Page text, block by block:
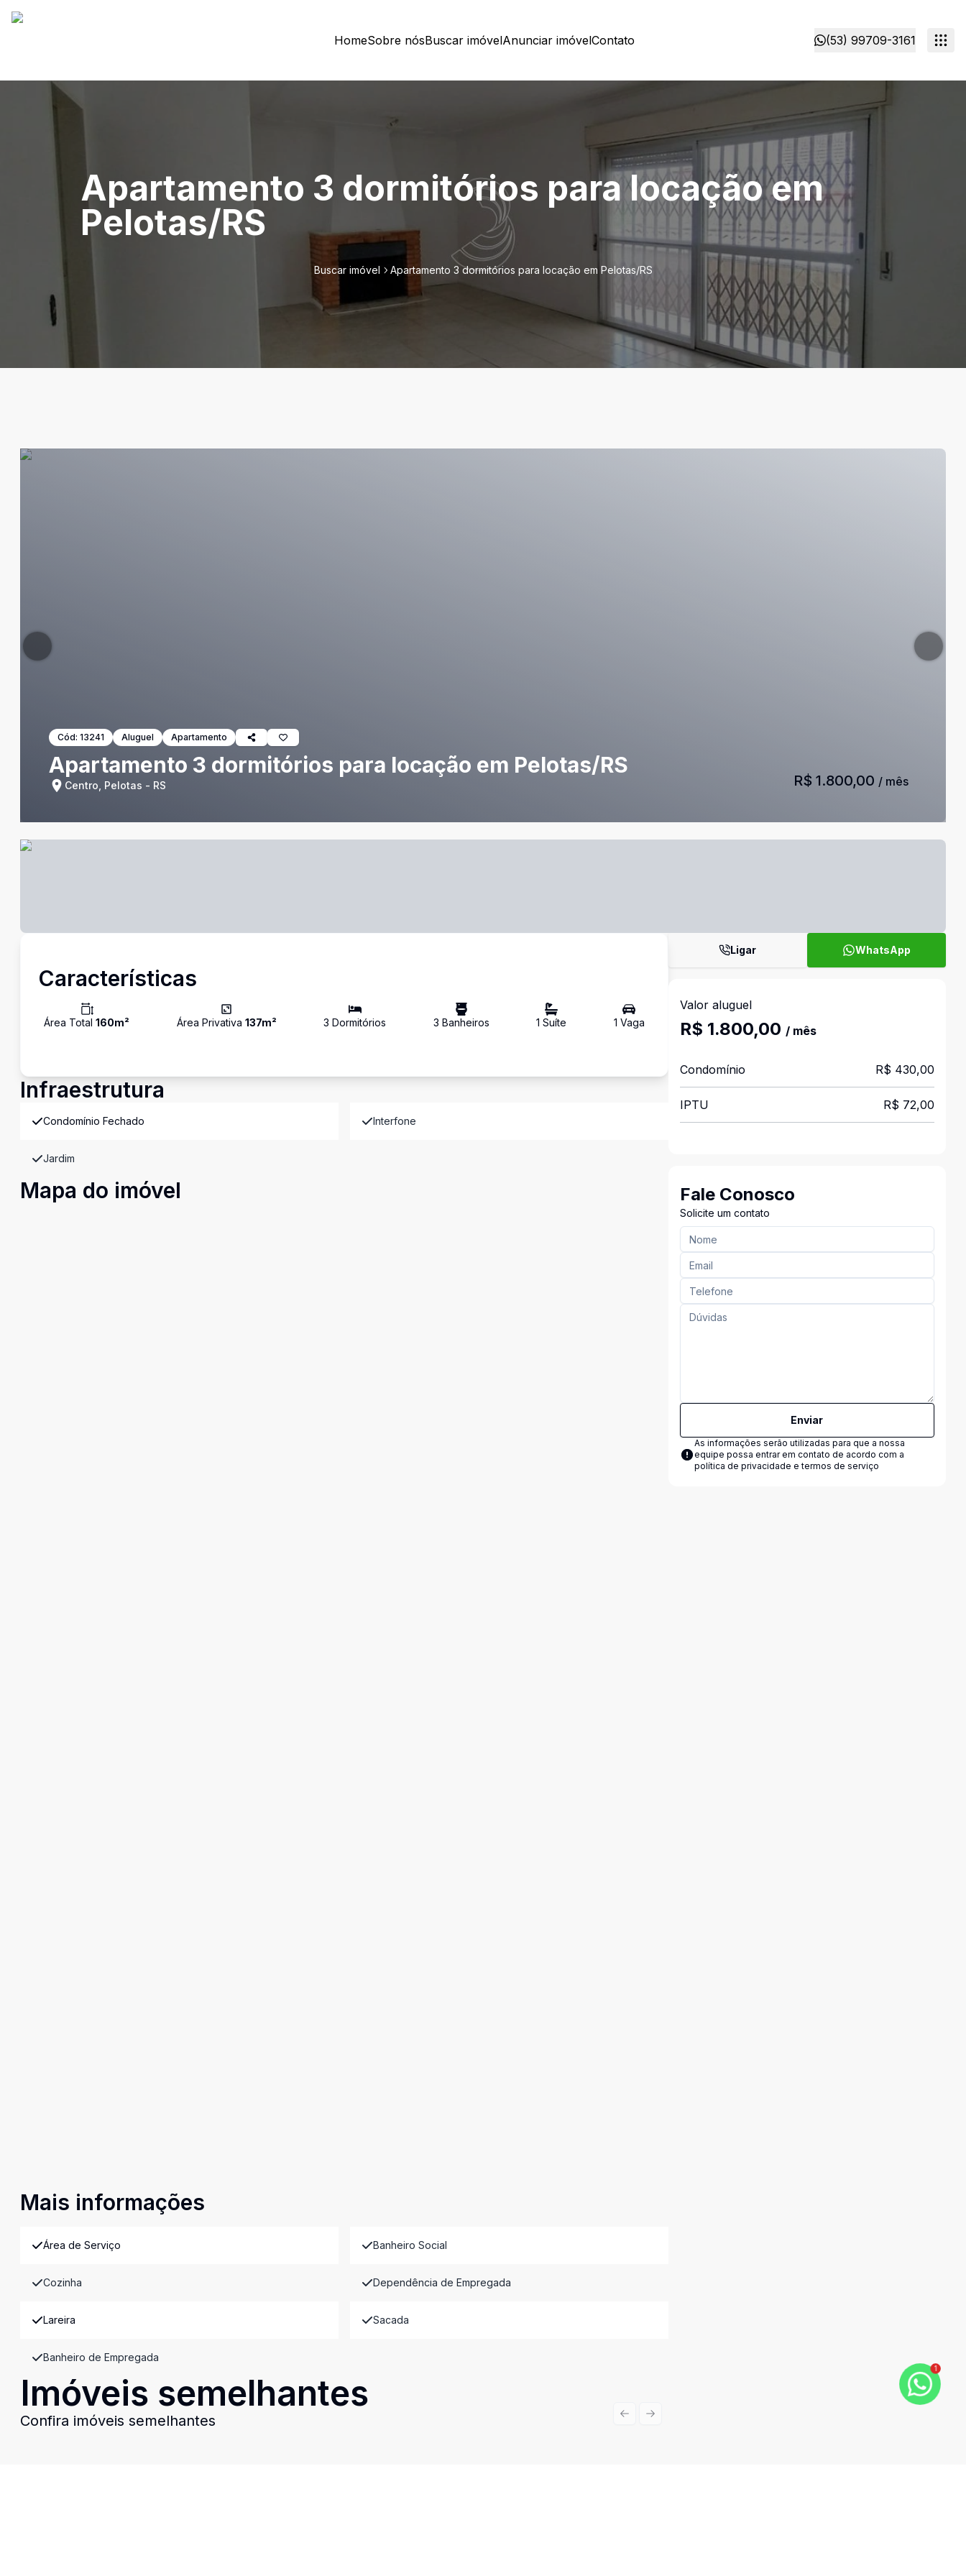
HomeSobre nósBuscar imóvelAnunciar imóvelContato (53) 99709-3161
Apartamento 3 dormitórios para locação em
Pelotas/RS
Buscar imóvel Apartamento 3 dormitórios para locação em Pelotas/RS
Cód: 13241 Aluguel Apartamento
Apartamento 3 dormitórios para locação em Pelotas/RS
Centro, Pelotas - RS R$ 1.800,00 / mês
Características
Área Total 160m² Área Privativa 137m² 3 Dormitórios 3 Banheiros 1 Suíte 1 Vaga
Infraestrutura
Condomínio Fechado Interfone
Jardim
Mapa do imóvel
Mais informações
Área de Serviço Banheiro Social
Cozinha Dependência de Empregada
Lareira Sacada
Banheiro de Empregada
Imóveis semelhantes
Confira imóveis semelhantes Previous slide
Next slide
Ligar WhatsApp
Valor aluguel
R$ 1.800,00 / mês
Condomínio R$ 430,00
IPTU R$ 72,00
Fale Conosco
Solicite um contato
Enviar
As informações serão utilizadas para que a nossa
equipe possa entrar em contato de acordo com a
política de privacidade e termos de serviço
1